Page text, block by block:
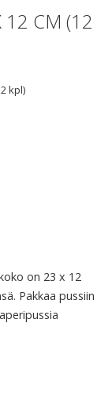
12 CM (12
kpl)
on 23 x 12
Pakkaa pussiin